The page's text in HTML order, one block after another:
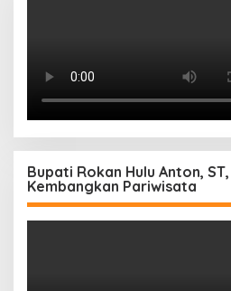
Bupati Rokan Hulu Anton,
Kembangkan Pariwisata